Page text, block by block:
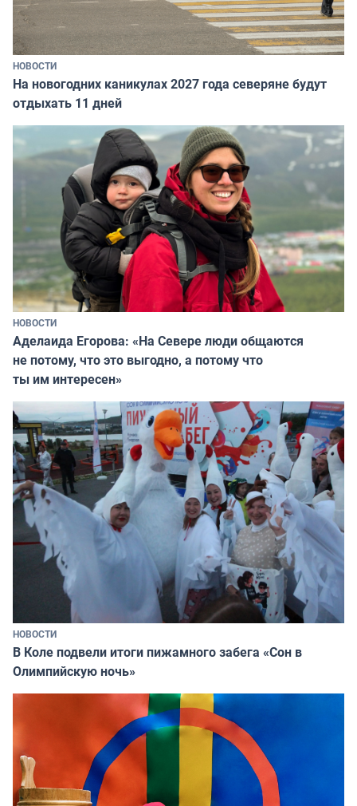
НОВОСТИ
На новогодних каникулах 2027 года северяне будут
отдыхать 11 дней
НОВОСТИ
Аделаида Егорова: «На Севере люди общаются
не потому, что это выгодно, а потому что
ты им интересен»
НОВОСТИ
В Коле подвели итоги пижамного забега «Сон в
Олимпийскую ночь»